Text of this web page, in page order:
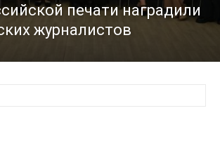
печати наградили
журналистов